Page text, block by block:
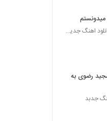
بند
پور با نام
میدونستم
دانلود آهنگ جدید، دانلود اهنگ جدید ایرانی
رضوی به
جدبد